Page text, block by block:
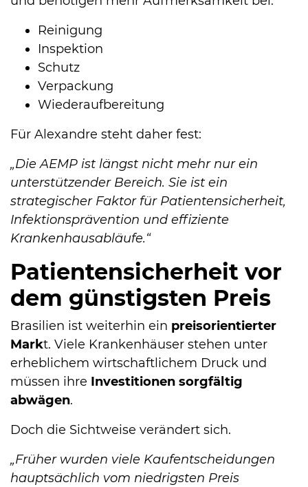
Reinigung
Inspektion
Schutz
Verpackung
Wiederaufbereitung
Für Alexandre steht daher fest:
„Die AEMP ist längst nicht mehr nur ein
unterstützender Bereich. Sie ist ein
strategischer Faktor für Patientensicherheit,
Infektionsprävention und effiziente
Krankenhausabläufe.“
Patientensicherheit vor
dem günstigsten Preis
Brasilien ist weiterhin ein preisorientierter
Markt. Viele Krankenhäuser stehen unter
erheblichem wirtschaftlichem Druck und
müssen ihre Investitionen sorgfältig
abwägen.
Doch die Sichtweise verändert sich.
„Früher wurden viele Kaufentscheidungen
hauptsächlich vom niedrigsten Preis